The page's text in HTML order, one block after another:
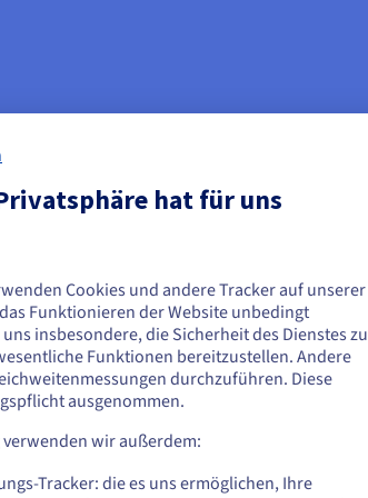
Vereinigte Staaten zu
bestellen möchten, müssen Sie sich auf der
und dort einen Account erstellen.
Englisch USD - $
hat für uns
Cookies und andere Tracker auf unserer
Funktionieren der Website unbedingt
insbesondere, die Sicherheit des Dienstes zu
Funktionen bereitzustellen. Andere
durchzuführen. Diese
ausgenommen.
wir außerdem:
Tracker: die es uns ermöglichen, Ihre